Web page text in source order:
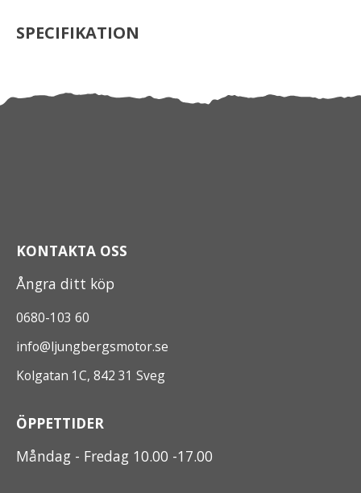
SPECIFIKATION
KONTAKTA OSS
Ångra ditt köp
0680-103 60
info@ljungbergsmotor.se
Kolgatan 1C, 842 31 Sveg
ÖPPETTIDER
Måndag - Fredag 10.00 -17.00